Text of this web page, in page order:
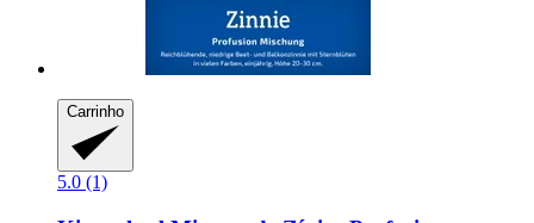
Carrinho
5.0 (1)